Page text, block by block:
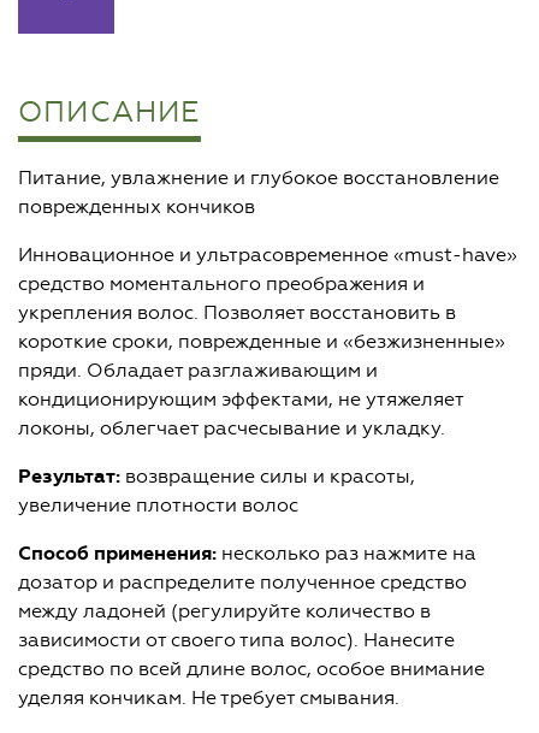
ОПИСАНИЕ
Питание, увлажнение и глубокое восстановление
поврежденных кончиков
Инновационное и ультрасовременное «must-have»
средство моментального преображения и
укрепления волос. Позволяет восстановить в
короткие сроки, поврежденные и «безжизненные»
пряди. Обладает разглаживающим и
кондиционирующим эффектами, не утяжеляет
локоны, облегчает расчесывание и укладку.
Результат: возвращение силы и красоты,
увеличение плотности волос
Способ применения: несколько раз нажмите на
дозатор и распределите полученное средство
между ладоней (регулируйте количество в
зависимости от своего типа волос). Нанесите
средство по всей длине волос, особое внимание
уделяя кончикам. Не требует смывания.